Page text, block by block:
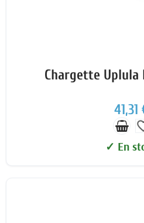
Chargette Uplula
41,31
✓ En